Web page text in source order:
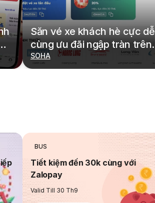
Săn vé xe khách hè cực dễ
cùng ưu đãi ngập tràn trên
redBus
SOHA
BUS
Tiết kiệm đến 30k cùng với
Zalopay
Valid Till 30 Th9